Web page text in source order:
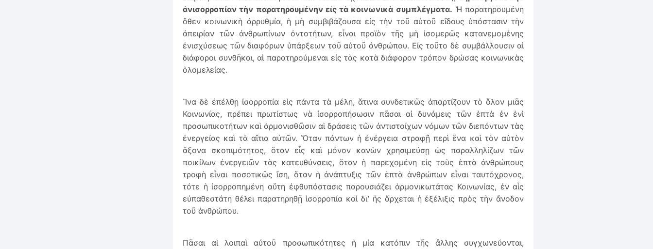
ἀνισορροπίαν τὴν παρατηρουμένην εἰς τὰ κοινωνικὰ συμπλέγματα. Ἡ παρατηρουμένη
ὅθεν κοινωνικὴ ἀρρυθμία, ἡ μὴ συμβιβάζουσα εἰς τὴν τοῦ αὐτοῦ εἴδους ὑπόστασιν τὴν
ἀπειρίαν τῶν ἀνθρωπίνων ὀντοτήτων, εἶναι προϊὸν τῆς μὴ ἰσομερῶς κατανεμομένης
ἐνισχύσεως τῶν διαφόρων ὑπάρξεων τοῦ αὐτοῦ ἀνθρώπου. Εἰς τοῦτο δὲ συμβάλλουσιν αἱ
διάφοροι συνθῆκαι, αἱ παρατηρούμεναι εἰς τὰς κατὰ διάφορον τρόπον δρώσας κοινωνικὰς
ὁλομελείας.
Ἵνα δὲ ἐπέλθῃ ἰσορροπία εἰς πάντα τὰ μέλη, ἅτινα συνδετικῶς ἀπαρτίζουν τὸ ὅλον μιᾶς
Κοινωνίας, πρέπει πρωτίστως νὰ ἰσορροπήσωσιν πᾶσαι αἱ δυνάμεις τῶν ἑπτὰ ἐν ἑνὶ
προσωπικοτήτων καὶ ἁρμονισθῶσιν αἱ δράσεις τῶν ἀντιστοίχων νόμων τῶν διεπόντων τὰς
ἐνεργείας καὶ τὰ αἴτια αὐτῶν. Ὅταν πάντων ἡ ἐνέργεια στραφῇ περὶ ἕνα καὶ τὸν αὐτὸν
ἄξονα σκοπιμότητος, ὅταν εἷς καὶ μόνον κανὼν χρησιμεύσῃ ὡς παραλληλίζων τῶν
ποικίλων ἐνεργειῶν τὰς κατευθύνσεις, ὅταν ἡ παρεχομένη εἰς τοὺς ἑπτὰ ἀνθρώπους
τροφὴ εἶναι ποσοτικῶς ἴση, ὅταν ἡ ἀνάπτυξις τῶν ἑπτὰ ἀνθρώπων εἶναι ταυτόχρονος,
τότε ἡ ἰσορροπημένη αὕτη ἐφθυπόστασις παρουσιάζει ἁρμονικωτάτας Κοινωνίας, ἐν αἷς
εὐπαθεστάτη θέλει παρατηρηθῇ ἰσορροπία καὶ δι’ ἧς ἄρχεται ἡ ἐξέλιξις πρὸς τὴν ἄνοδον
τοῦ ἀνθρώπου.
Πᾶσαι αἱ λοιπαὶ αὐτοῦ προσωπικότητες ἡ μία κατόπιν τῆς ἄλλης συγχωνεύονται,